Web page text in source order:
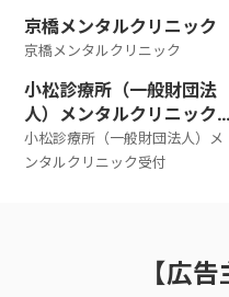
京橋メンタルクリニック
京橋メンタルクリニック
小松診療所（一般財団法
人）メンタルクリニック受
付
小松診療所（一般財団法人）メ
ンタルクリニック受付
【広